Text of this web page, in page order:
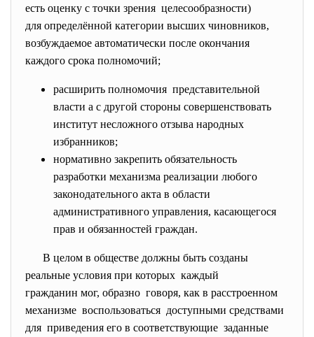
есть оценку с точки зрения целесообразности)
для определённой категории высших чиновников,
возбуждаемое автоматически после окончания
каждого срока полномочий;
расширить полномочия представительной
власти а с другой стороны совершенствовать
институт несложного отзыва народных
избранников;
нормативно закрепить обязательность
разработки механизма реализации любого
законодательного акта в области
административного управления, касающегося
прав и обязанностей граждан.
В целом в обществе должны быть созданы
реальные условия при которых каждый
гражданин мог, образно говоря, как в расстроенном
механизме воспользоваться доступными средствами
для приведения его в соответствующие заданные